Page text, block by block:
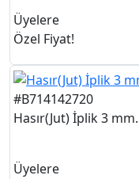
Üyelere
Özel Fiyat!
#B714142720
Hasır(Jut) İplik 3 mm.
Üyelere